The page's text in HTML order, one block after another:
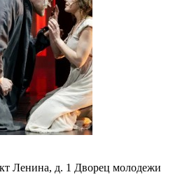
Ленина, д. 1 Дворец молодежи